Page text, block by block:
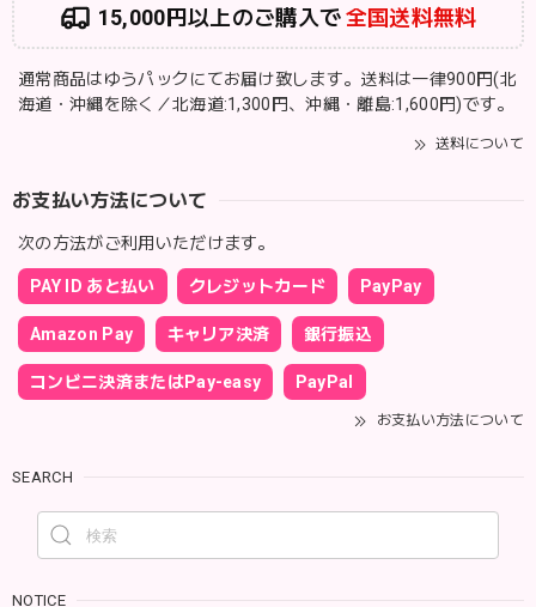
15,000円以上のご購入で全国送料無料
通常商品はゆうパックにてお届け致します。送料は一律900円(北
海道・沖縄を除く／北海道:1,300円、沖縄・離島:1,600円)です。
送料について
お支払い方法について
次の方法がご利用いただけます。
PAY ID あと払い クレジットカード PayPay
Amazon Pay キャリア決済 銀行振込
コンビニ決済またはPay-easy PayPal
お支払い方法について
SEARCH
NOTICE